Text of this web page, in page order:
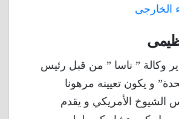
الخارجى
وكالة ” ناسا ” من قبل رئيس
و يكون تعيينه مرهونا
الشيوخ الأمريكي و يقدم